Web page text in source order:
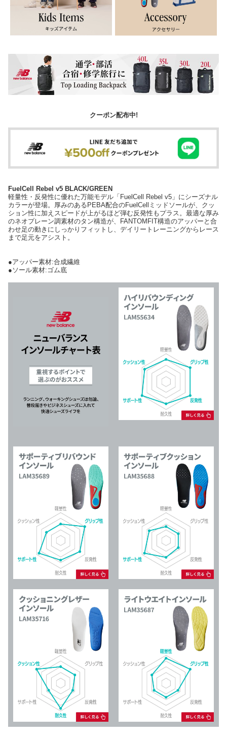
クーポン配布中!
FuelCell Rebel v5 BLACK/GREEN
軽量性・反発性に優れた万能モデル「FuelCell Rebel v5」にシーズナル
カラーが登場。厚みのあるPEBA配合のFuelCellミッドソールが、クッ
ション性に加えスピードが上がるほど弾む反発性もプラス。最適な厚み
のネオプレーン調素材のタン構造が、FANTOMFIT構造のアッパーと合
わせ足の動きにしっかりフィットし、デイリートレーニングからレース
まで足元をアシスト。
●アッパー素材:合成繊維
●ソール素材:ゴム底